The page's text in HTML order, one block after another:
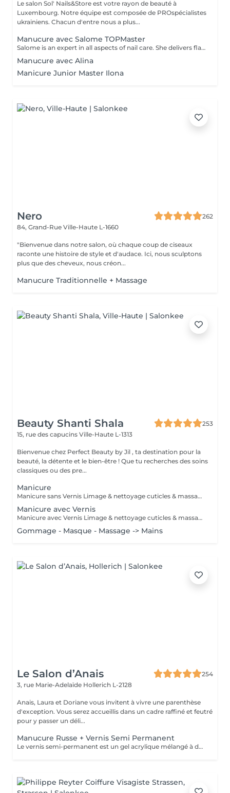
Le salon Sol' Nails&Store est votre rayon de beauté à
Luxembourg. Notre équipe est composée de PROspécialistes
ukrainiens. Chacun d'entre nous a plus...
Manucure avec Salome TOPMaster
Salome is an expert in all aspects of nail care. She delivers flawless results in just 1 hour while maintaining high quality, leaving you feeling happy every time. From a basic manicure to complex services like extensions, designs, and nail art, she offers a full range of professional treatments. *And if you sacrifice your lunch break for an appointment, don't worryyou'll still have some time to enjoy your meal!
Manucure avec Alina
Manicure Junior Master Ilona
Nero
262
84, Grand-Rue Ville-Haute L-1660
"Bienvenue dans notre salon, où chaque coup de ciseaux
raconte une histoire de style et d'audace. Ici, nous sculptons
plus que des cheveux, nous créon...
Manucure Traditionnelle + Massage
Beauty Shanti Shala
253
15, rue des capucins Ville-Haute L-1313
Bienvenue chez Perfect Beauty by Jil , ta destination pour la
beauté, la détente et le bien-être ! Que tu recherches des soins
classiques ou des pre...
Manicure
Manicure sans Vernis Limage & nettoyage cuticles & massage mains
Manicure avec Vernis
Manicure avec Vernis Limage & nettoyage cuticles & massage mains Vernis = Couleur normal qu'on sait retirer soi-même avec du disslovant. Prend 30min pour sècher et tient 2-4 jours sur les mains et 1 mois sur les pieds. Semi = Se fait secher sous la lampe LED et se fait retirer par l'esthéticienne de préférence (y compris dans le prix chez PB ). Il tient 3 semaines sur les mains et 4-5 semaines sur les pieds. Il sera seche immédiatement. Peut abîmer les ongles si c'est fait trop souvent, sans pause.
Gommage - Masque - Massage -> Mains
Le Salon d’Anais
254
3, rue Marie-Adelaïde Hollerich L-2128
Anais, Laura et Doriane vous invitent à vivre une parenthèse
d'exception. Vous serez accueillis dans un cadre raffiné et feutré
pour y passer un déli...
Manucure Russe + Vernis Semi Permanent
Le vernis semi-permanent est un gel acrylique mélangé à du vernis, appliqué sur l'ongle et durci par des UV. Il a la même texture qu'un vernis classique, est aussi liquide et a encore plus de brillance. Il reste impeccable, sans ternir et sans s'écailler jusqu'à 3 voir 4 semaines